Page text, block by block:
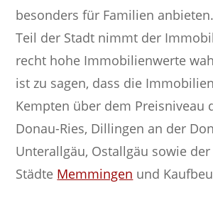
besonders für Familien
Teil der Stadt nimmt der
recht hohe Immobilienwerte
ist zu sagen, dass die
Kempten über dem Preisniveau
Donau-Ries, Dillingen an der
Unterallgäu, Ostallgäu sowie
Städte Memmingen und